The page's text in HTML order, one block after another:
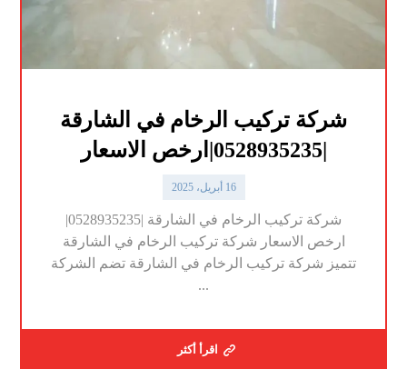
شركة تركيب الرخام في الشارقة
|0528935235|ارخص الاسعار
16 أبريل، 2025
شركة تركيب الرخام في الشارقة |0528935235|
ارخص الاسعار شركة تركيب الرخام في الشارقة
تتميز شركة تركيب الرخام في الشارقة تضم الشركة
...
اقرأ أكثر